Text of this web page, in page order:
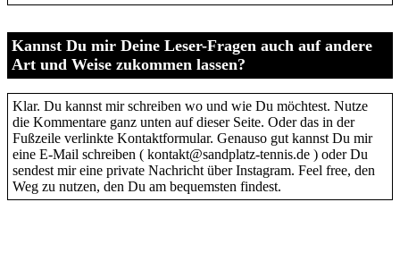
Kannst Du mir Deine Leser-Fragen auch auf andere
Art und Weise zukommen lassen?
Klar. Du kannst mir schreiben wo und wie Du möchtest. Nutze
die Kommentare ganz unten auf dieser Seite. Oder das in der
Fußzeile verlinkte Kontaktformular. Genauso gut kannst Du mir
eine E-Mail schreiben ( kontakt@sandplatz-tennis.de ) oder Du
sendest mir eine private Nachricht über Instagram. Feel free, den
Weg zu nutzen, den Du am bequemsten findest.